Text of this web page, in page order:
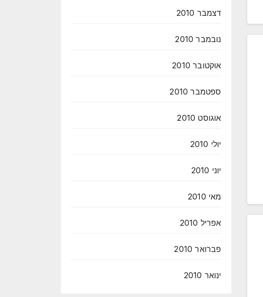
דצמבר 2010
נובמבר 2010
אוקטובר 2010
ספטמבר 2010
אוגוסט 2010
יולי 2010
יוני 2010
מאי 2010
אפריל 2010
פברואר 2010
ינואר 2010